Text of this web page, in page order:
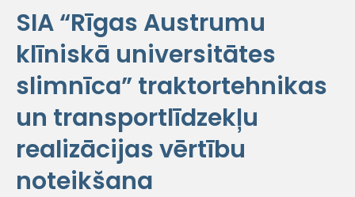
SIA “Rīgas Austrumu
klīniskā universitātes
slimnīca” traktortehnikas
un transportlīdzekļu
realizācijas vērtību
noteikšana